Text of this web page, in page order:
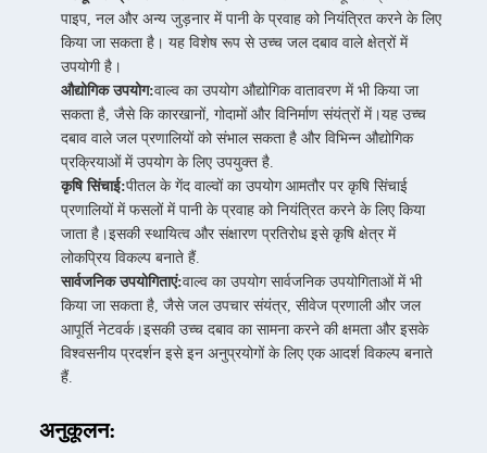
पाइप, नल और अन्य जुड़नार में पानी के प्रवाह को नियंत्रित करने के लिए
किया जा सकता है। यह विशेष रूप से उच्च जल दबाव वाले क्षेत्रों में
उपयोगी है।
औद्योगिक उपयोग:वाल्व का उपयोग औद्योगिक वातावरण में भी किया जा
सकता है, जैसे कि कारखानों, गोदामों और विनिर्माण संयंत्रों में।यह उच्च
दबाव वाले जल प्रणालियों को संभाल सकता है और विभिन्न औद्योगिक
प्रक्रियाओं में उपयोग के लिए उपयुक्त है.
कृषि सिंचाई:पीतल के गेंद वाल्वों का उपयोग आमतौर पर कृषि सिंचाई
प्रणालियों में फसलों में पानी के प्रवाह को नियंत्रित करने के लिए किया
जाता है।इसकी स्थायित्व और संक्षारण प्रतिरोध इसे कृषि क्षेत्र में
लोकप्रिय विकल्प बनाते हैं.
सार्वजनिक उपयोगिताएं:वाल्व का उपयोग सार्वजनिक उपयोगिताओं में भी
किया जा सकता है, जैसे जल उपचार संयंत्र, सीवेज प्रणाली और जल
आपूर्ति नेटवर्क।इसकी उच्च दबाव का सामना करने की क्षमता और इसके
विश्वसनीय प्रदर्शन इसे इन अनुप्रयोगों के लिए एक आदर्श विकल्प बनाते
हैं.
अनुकूलन: